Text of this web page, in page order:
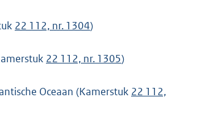
22 112, nr. 1304)
22 112, nr. 1305)
Oceaan (Kamerstuk 22 112,